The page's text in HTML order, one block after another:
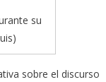
su
sobre el discurso